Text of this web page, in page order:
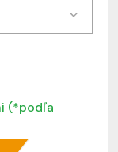
(*podľa